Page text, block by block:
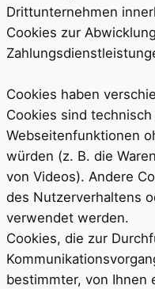
Drittunternehmen
Cookies zur
Cookies haben
Cookies sind
Webseitenfunktionen
würden (z. B. die
von Videos). Andere
des Nutzerverhaltens
verwendet werden.
Cookies, die zur
bestimmter, von Ihnen